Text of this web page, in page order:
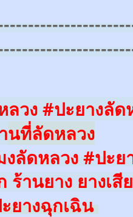
วง #ปะยางลัด
นที่ลัดหลวง
งลัดหลวง #ปะย
ร้านยาง ยางเสีย
ยางฉุกเฉิน